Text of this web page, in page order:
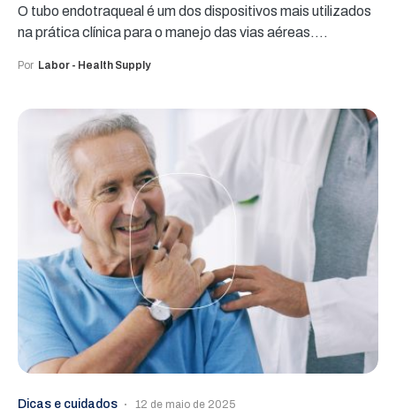
O tubo endotraqueal é um dos dispositivos mais utilizados
na prática clínica para o manejo das vias aéreas.…
Por Labor - Health Supply
Dicas e cuidados 12 de maio de 2025